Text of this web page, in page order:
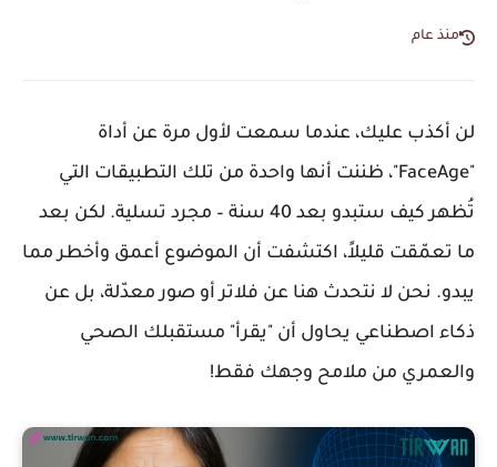
منذ عام
لن أكذب عليك، عندما سمعت لأول مرة عن أداة
"FaceAge"، ظننت أنها واحدة من تلك التطبيقات التي
تُظهر كيف ستبدو بعد 40 سنة – مجرد تسلية. لكن بعد
ما تعمّقت قليلاً، اكتشفت أن الموضوع أعمق وأخطر مما
يبدو. نحن لا نتحدث هنا عن فلاتر أو صور معدّلة، بل عن
ذكاء اصطناعي يحاول أن "يقرأ" مستقبلك الصحي
والعمري من ملامح وجهك فقط!